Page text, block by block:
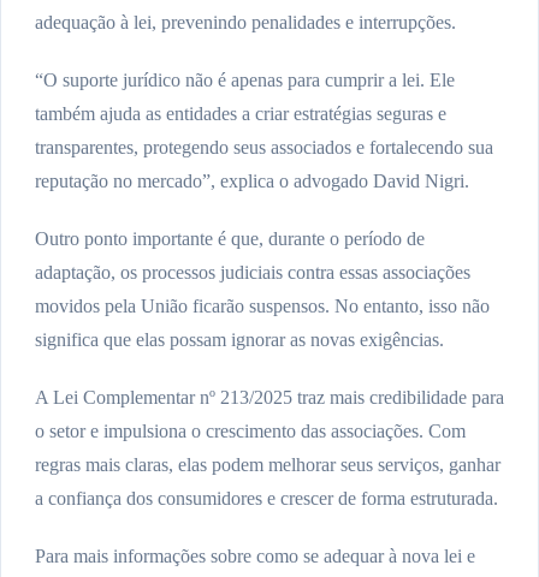
adequação à lei, prevenindo penalidades e interrupções.
“O suporte jurídico não é apenas para cumprir a lei. Ele
também ajuda as entidades a criar estratégias seguras e
transparentes, protegendo seus associados e fortalecendo sua
reputação no mercado”, explica o advogado David Nigri.
Outro ponto importante é que, durante o período de
adaptação, os processos judiciais contra essas associações
movidos pela União ficarão suspensos. No entanto, isso não
significa que elas possam ignorar as novas exigências.
A Lei Complementar nº 213/2025 traz mais credibilidade para
o setor e impulsiona o crescimento das associações. Com
regras mais claras, elas podem melhorar seus serviços, ganhar
a confiança dos consumidores e crescer de forma estruturada.
Para mais informações sobre como se adequar à nova lei e